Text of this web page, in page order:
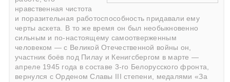
нравственная чистота
и поразительная работоспособность придавали ему
черты аскета. В то же время он был необыкновенно
сильным и по-настоящему самоотверженным
человеком — с Великой Отечественной войны он,
участник боёв под Пилау и Кенигсбергом в марте —
апреле 1945 года в составе 3-го Белорусского фронта,
вернулся с Орденом Славы III степени, медалями «За